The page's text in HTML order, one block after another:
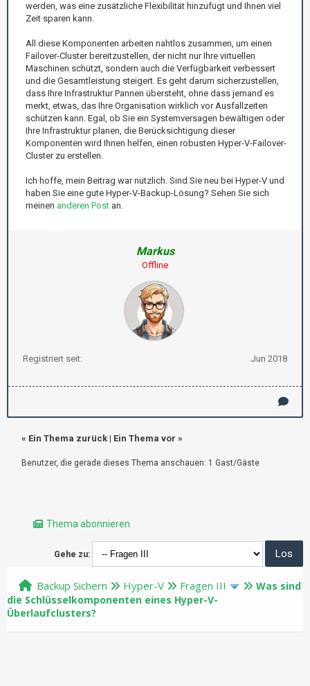
werden, was eine zusätzliche Flexibilität hinzufügt und Ihnen viel
Zeit sparen kann.
All diese Komponenten arbeiten nahtlos zusammen, um einen
Failover-Cluster bereitzustellen, der nicht nur Ihre virtuellen
Maschinen schützt, sondern auch die Verfügbarkeit verbessert
und die Gesamtleistung steigert. Es geht darum sicherzustellen,
dass Ihre Infrastruktur Pannen übersteht, ohne dass jemand es
merkt, etwas, das Ihre Organisation wirklich vor Ausfallzeiten
schützen kann. Egal, ob Sie ein Systemversagen bewältigen oder
Ihre Infrastruktur planen, die Berücksichtigung dieser
Komponenten wird Ihnen helfen, einen robusten Hyper-V-Failover-
Cluster zu erstellen.
Ich hoffe, mein Beitrag war nützlich. Sind Sie neu bei Hyper-V und
haben Sie eine gute Hyper-V-Backup-Lösung? Sehen Sie sich
meinen anderen Post an.
Markus
Offline
Registriert seit: Jun 2018
« Ein Thema zurück | Ein Thema vor »
Benutzer, die gerade dieses Thema anschauen: 1 Gast/Gäste
Thema abonnieren
Gehe zu:
Backup Sichern Hyper-V Fragen III
Was sind
die Schlüsselkomponenten eines Hyper-V-
Überlaufclusters?